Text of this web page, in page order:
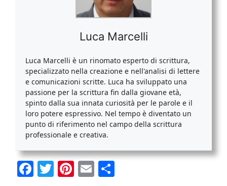
Luca Marcelli
Luca Marcelli è un rinomato esperto di scrittura,
specializzato nella creazione e nell'analisi di lettere
e comunicazioni scritte. Luca ha sviluppato una
passione per la scrittura fin dalla giovane età,
spinto dalla sua innata curiosità per le parole e il
loro potere espressivo. Nel tempo è diventato un
punto di riferimento nel campo della scrittura
professionale e creativa.
F
T
Pi E